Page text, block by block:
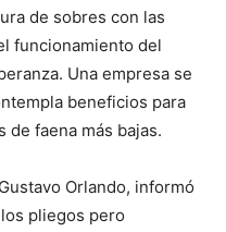
de sobres con las
funcionamiento del
Una empresa se
beneficios para
faena más bajas.
Orlando, informó
pliegos pero